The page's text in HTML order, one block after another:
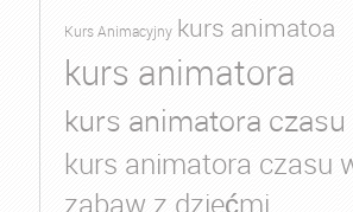
Kurs Animacyjny kurs animatoa
kurs animatora
kurs animatora
kurs animatora czasu
zabaw z dziećmi